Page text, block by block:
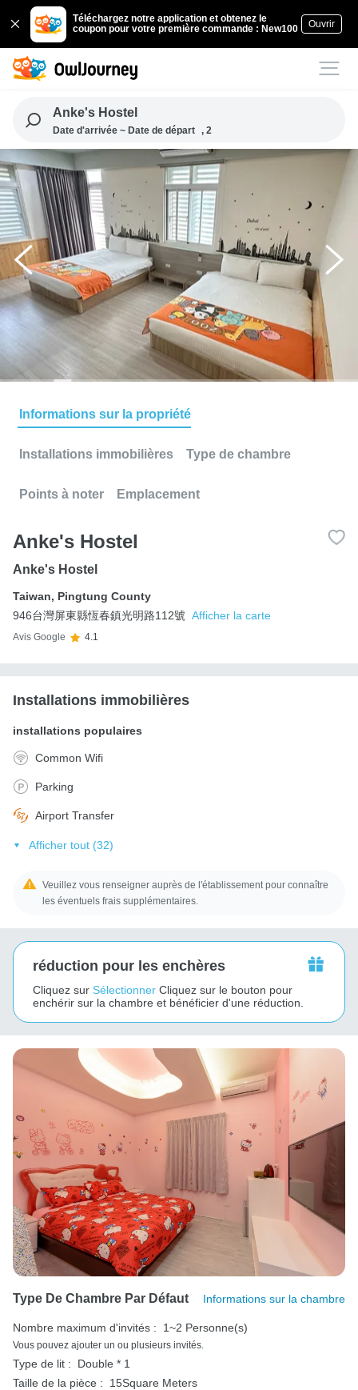
Téléchargez notre application et obtenez le
coupon pour votre première commande : New100
Ouvrir
Anke's Hostel
Date d'arrivée ~ Date de départ , 2
Informations sur la propriété
Installations immobilières Type de chambre
Points à noter Emplacement
Anke's Hostel
Anke's Hostel
Taiwan, Pingtung County
946台灣屏東縣恆春鎮光明路112號 Afficher la carte
Avis Google 4.1
Installations immobilières
installations populaires
Common Wifi
Parking
Airport Transfer
Afficher tout (32)
Veuillez vous renseigner auprès de l'établissement pour connaître
les éventuels frais supplémentaires.
réduction pour les enchères
Cliquez sur Sélectionner Cliquez sur le bouton pour
enchérir sur la chambre et bénéficier d'une réduction.
Type De Chambre Par Défaut Informations sur la chambre
Nombre maximum d'invités : 1~2 Personne(s)
Vous pouvez ajouter un ou plusieurs invités.
Type de lit :
Double * 1
Taille de la pièce :
15Square Meters